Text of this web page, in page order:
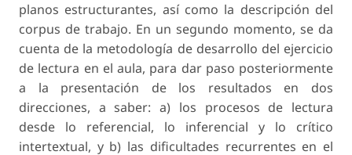
planos estructurantes, así como la descripción del
corpus de trabajo. En un segundo momento, se da
cuenta de la metodología de desarrollo del ejercicio
de lectura en el aula, para dar paso posteriormente
a la presentación de los resultados en dos
direcciones, a saber: a) los procesos de lectura
desde lo referencial, lo inferencial y lo crítico
intertextual, y b) las dificultades recurrentes en el